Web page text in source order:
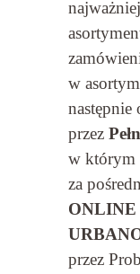
w
następnie
przez
w którym
za
ONLINE
przez